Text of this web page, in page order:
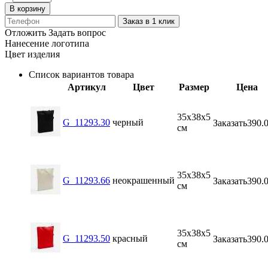
В корзину
Заказ в 1 клик
Отложить Задать вопрос
Нанесение логотипа
Цвет изделия
Список вариантов товара
Артикул
Цвет Размер Цена
G_11293.30 черный
35х38х5
см
Заказать
G_11293.66 неокрашенный
35х38х5
см
Заказать
G_11293.50 красный
35х38х5
см
Заказать